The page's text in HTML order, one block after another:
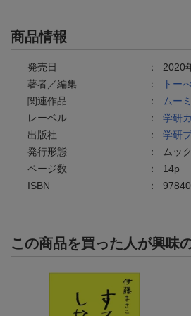
商品情報
発売日 ： 2020
著者／編集
： トー
関連作品
：
ムー
レーベル
： 学研
出版社
： 学研
発行形態
：
ムッ
ページ数
： 14p
ISBN
：
この商品を買った人が興味